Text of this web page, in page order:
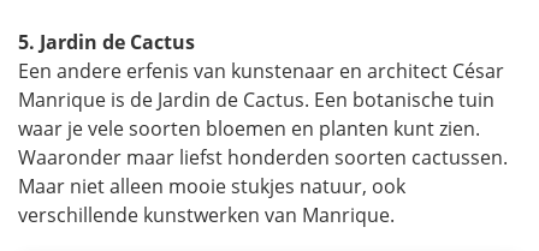
5. Jardin de Cactus
Een andere erfenis van kunstenaar en architect César
Manrique is de Jardin de Cactus. Een botanische tuin
waar je vele soorten bloemen en planten kunt zien.
Waaronder maar liefst honderden soorten cactussen.
Maar niet alleen mooie stukjes natuur, ook
verschillende kunstwerken van Manrique.